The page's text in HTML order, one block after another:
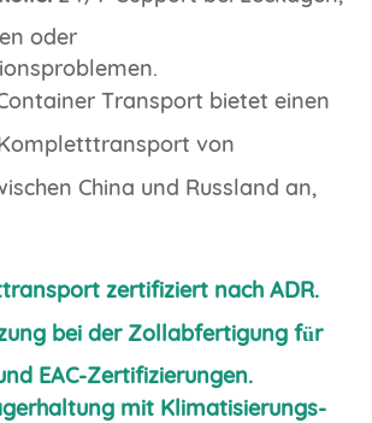
oder
Transport bietet einen
von
China und Russland an,
zertifiziert nach ADR.
bei der Zollabfertigung für
EAC-Zertifizierungen.
mit Klimatisierungs-